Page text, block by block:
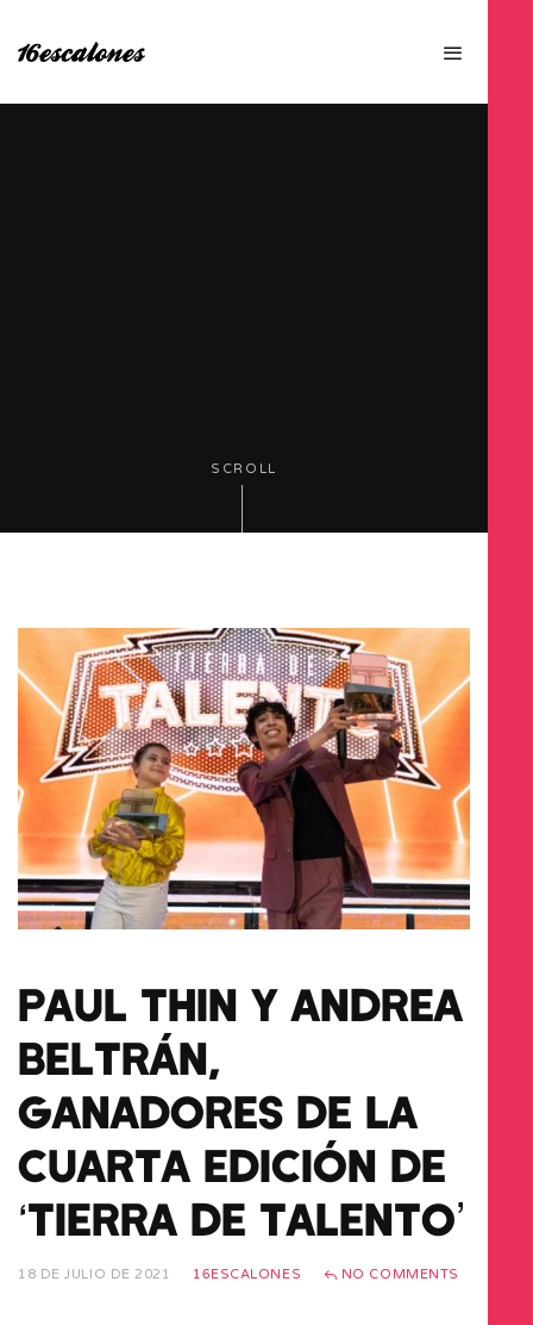
SCROLL
PAUL THIN Y ANDREA
BELTRÁN,
GANADORES DE LA
CUARTA EDICIÓN DE
‘TIERRA DE TALENTO’
18 DE JULIO DE 2021 16ESCALONES NO COMMENTS